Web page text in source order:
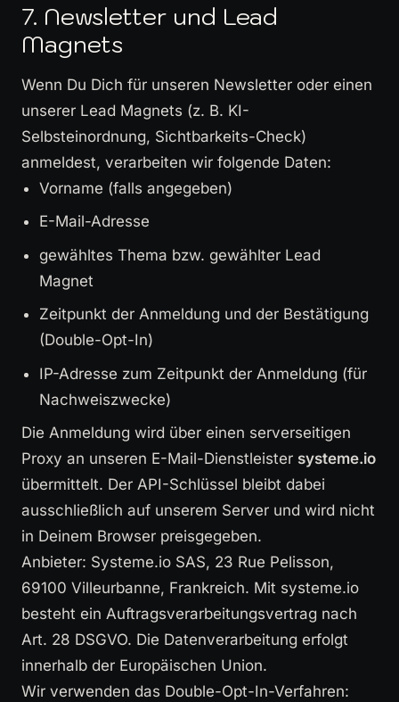
7. Newsletter und Lead
Magnets
Wenn Du Dich für unseren Newsletter oder einen
unserer Lead Magnets (z. B. KI-
Selbsteinordnung, Sichtbarkeits-Check)
anmeldest, verarbeiten wir folgende Daten:
Vorname (falls angegeben)
E-Mail-Adresse
gewähltes Thema bzw. gewählter Lead
Magnet
Zeitpunkt der Anmeldung und der Bestätigung
(Double-Opt-In)
IP-Adresse zum Zeitpunkt der Anmeldung (für
Nachweiszwecke)
Die Anmeldung wird über einen serverseitigen
Proxy an unseren E-Mail-Dienstleister systeme.io
übermittelt. Der API-Schlüssel bleibt dabei
ausschließlich auf unserem Server und wird nicht
in Deinem Browser preisgegeben.
Anbieter: Systeme.io SAS, 23 Rue Pelisson,
69100 Villeurbanne, Frankreich. Mit systeme.io
besteht ein Auftragsverarbeitungsvertrag nach
Art. 28 DSGVO. Die Datenverarbeitung erfolgt
innerhalb der Europäischen Union.
Wir verwenden das Double-Opt-In-Verfahren: